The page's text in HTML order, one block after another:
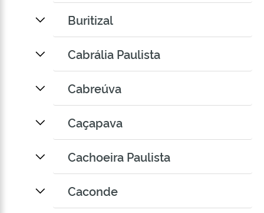
Buritizal
Cabrália Paulista
Cabreúva
Caçapava
Cachoeira Paulista
Caconde